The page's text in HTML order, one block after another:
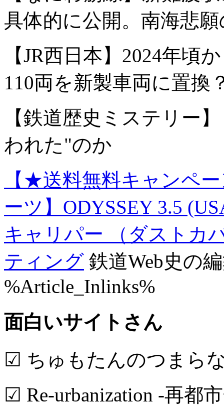
具体的に公開。南海悲
【JR西日本】2024年頃
110両を新製車両に置換
【鉄道歴史ミステリー
われた"のか
【★送料無料キャンペ
ーツ】ODYSSEY 3.5
キャリパー （ダストカ
ティング 鉄道Web史の
%Article_Inlinks%
面白いサイトさん
☑ ちゅもたんのつまら
☑ Re-urbanization -再都